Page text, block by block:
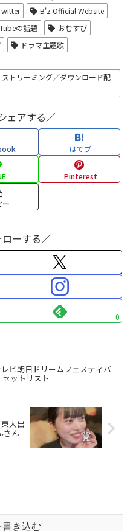
B'z Official Website
の話題
おむすび
ドラマ主題歌
トリーミング／ダウンロード配
ェアする／
はてブ
Pinterest
ー
ーする／
0
ビ朝日ドリームフェスティバ
ットリスト
大出
さん
書き込む